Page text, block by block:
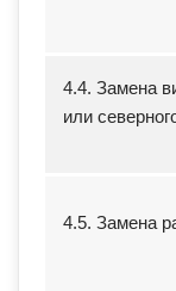
4.4. Замена
или
4.5. Замена